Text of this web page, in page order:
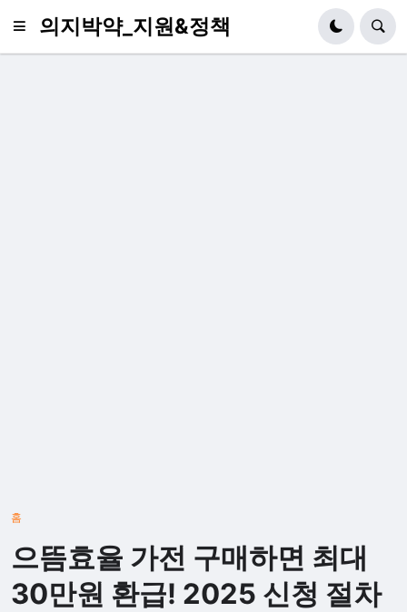
의지박약_지원&정책
홈
으뜸효율 가전 구매하면 최대
30만원 환급! 2025 신청 절차